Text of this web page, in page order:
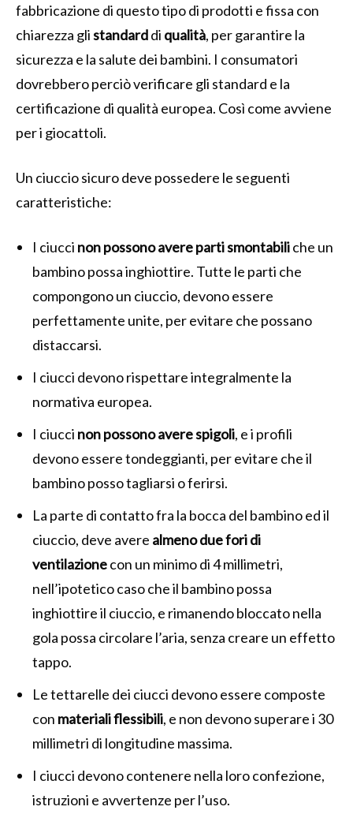
fabbricazione di questo tipo di prodotti e fissa con
chiarezza glistandarddi qualità, per garantire la
sicurezza e la salute dei bambini. I consumatori
dovrebbero perciò verificare gli standard e la
certificazione di qualità europea. Così come avviene
per i giocattoli.
Un ciuccio sicuro deve possedere le seguenti
caratteristiche:
I ciucci non possono avere parti smontabiliche un
bambino possa inghiottire. Tutte le parti che
compongono un ciuccio, devono essere
perfettamente unite, per evitare che possano
distaccarsi.
I ciucci devono rispettare integralmente la
normativa europea.
I ciucci non possono avere spigoli, e i profili
devono essere tondeggianti, per evitare che il
bambino posso tagliarsi o ferirsi.
La parte di contatto fra la bocca del bambino ed il
ciuccio, deve avere almeno due fori di
ventilazionecon un minimo di 4 millimetri,
nell’ipotetico caso che il bambino possa
inghiottire il ciuccio, e rimanendo bloccato nella
gola possa circolare l’aria, senza creare un effetto
tappo.
Le tettarelle dei ciucci devono essere composte
con materiali flessibili, e non devono superare i 30
millimetri di longitudine massima.
I ciucci devono contenere nella loro confezione,
istruzioni e avvertenze per l’uso.